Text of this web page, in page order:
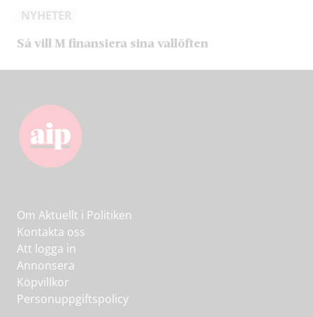
NYHETER
Så vill M finansiera sina vallöften
Om Aktuellt i Politiken
Kontakta oss
Att logga in
Annonsera
Köpvillkor
Personuppgiftspolicy